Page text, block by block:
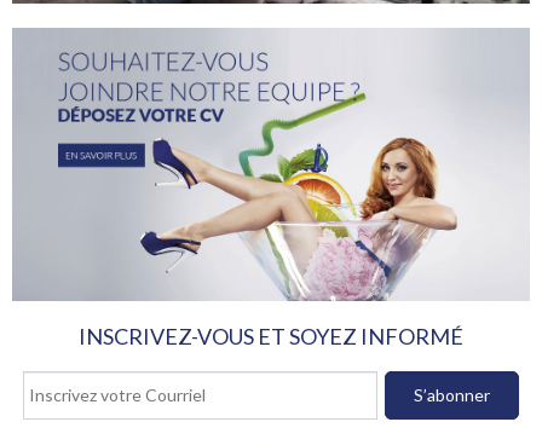
INSCRIVEZ-VOUS ET SOYEZ INFORMÉ